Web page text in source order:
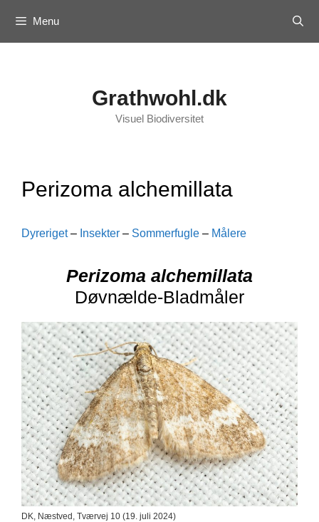
content
Menu
Grathwohl.dk
Visuel Biodiversitet
Perizoma alchemillata
Dyreriget– Insekter – Sommerfugle – Målere
Perizoma alchemillata
Døvnælde-Bladmåler
DK, Næstved, Tværvej 10 (19. juli 2024)